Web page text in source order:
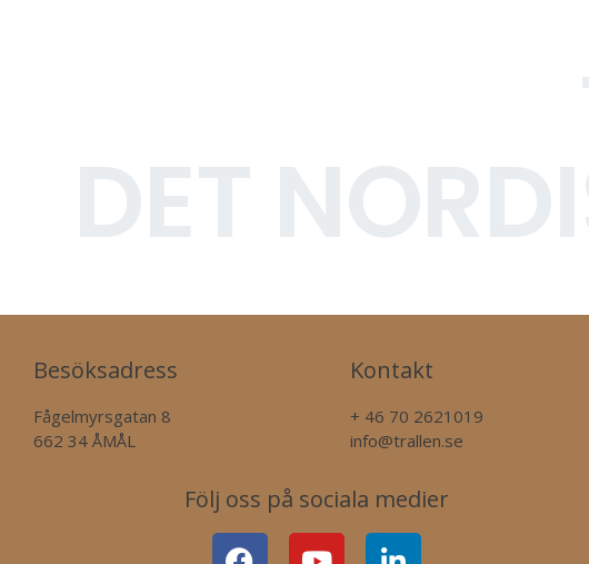
Besöksadress
Fågelmyrsgatan 8
662 34 ÅMÅL
Kontakt
+ 46 70 2621019
info@trallen.se
Följ oss på sociala medier